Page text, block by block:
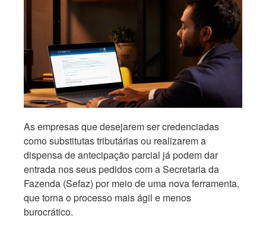
As empresas que desejarem ser credenciadas
como substitutas tributárias ou realizarem a
dispensa de antecipação parcial já podem dar
entrada nos seus pedidos com a Secretaria da
Fazenda (Sefaz) por meio de uma nova ferramenta,
que torna o processo mais ágil e menos
burocrático.